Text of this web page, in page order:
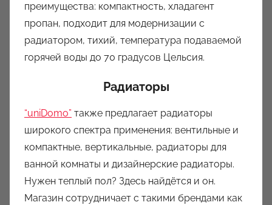
преимущества: компактность, хладагент
пропан, подходит для модернизации с
радиатором, тихий, температура подаваемой
горячей воды до 70 градусов Цельсия.
Радиаторы
“uniDomo” также предлагает радиаторы
широкого спектра применения: вентильные и
компактные, вертикальные, радиаторы для
ванной комнаты и дизайнерские радиаторы.
Нужен теплый пол? Здесь найдётся и он.
Магазин сотрудничает с такими брендами как